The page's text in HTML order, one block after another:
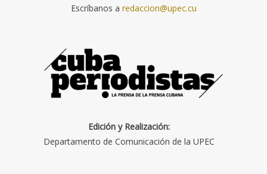
Escríbanos a redaccion@upec.cu
Edición y Realización:
Departamento de Comunicación de la UPEC